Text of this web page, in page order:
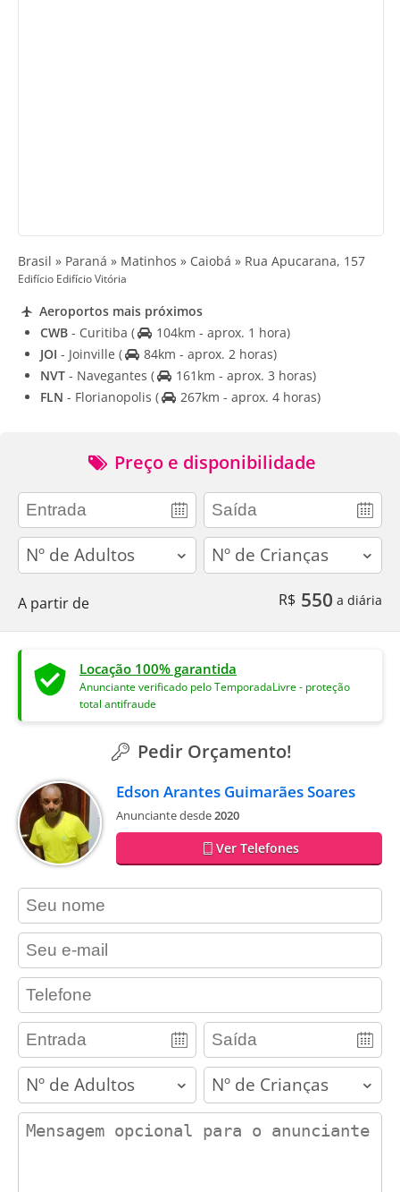
Brasil » Paraná » Matinhos » Caiobá » Rua Apucarana, 157
Edifício Edifício Vitória
Aeroportos mais próximos
CWB - Curitiba (
104km - aprox. 1 hora)
JOI - Joinville (
84km - aprox. 2 horas)
NVT - Navegantes (
161km - aprox. 3 horas)
FLN - Florianopolis ( 267km - aprox. 4 horas)
Preço e disponibilidade
adults children
A partir de R$ 550 a diária
Locação 100% garantida
Anunciante verificado pelo TemporadaLivre - proteção
total antifraude
Pedir Orçamento!
Edson Arantes Guimarães Soares
Anunciante desde2020
Ver Telefones
contact_name
contact_email
contact_phone
adults children
contact_message